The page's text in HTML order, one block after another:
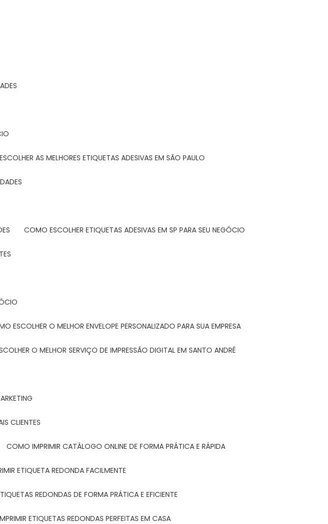
AS MELHORES ETIQUETAS ADESIVAS EM SÃO PAULO
COMO ESCOLHER ETIQUETAS ADESIVAS EM SP PARA SEU NEGÓCIO
ESCOLHER O MELHOR ENVELOPE PERSONALIZADO PARA SUA EMPRESA
O MELHOR SERVIÇO DE IMPRESSÃO DIGITAL EM SANTO ANDRÉ
CLIENTES
COMO IMPRIMIR CATÁLOGO ONLINE DE FORMA PRÁTICA E RÁPIDA
ETIQUETA REDONDA FACILMENTE
REDONDAS DE FORMA PRÁTICA E EFICIENTE
ETIQUETAS REDONDAS PERFEITAS EM CASA